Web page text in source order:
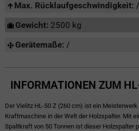
Max. Rücklaufgeschwindigkeit: /
Gewicht: 2500 kg
Gerätemaße: /
INFORMATIONEN ZUM
Der Vielitz HL-50 Z (260 cm) ist ein
Kraftmaschine in der Welt der Holzspalter. Mit
Spaltkraft von 50 Tonnen ist dieser Holzspalter